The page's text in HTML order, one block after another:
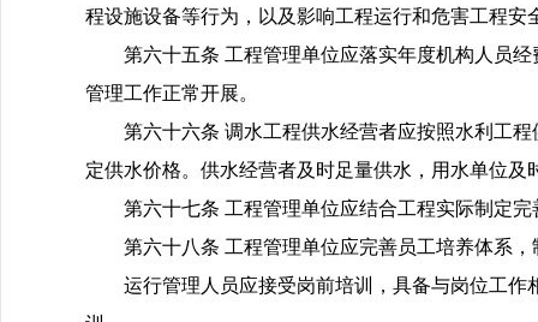
程设施设备等行为，以及影响工程运行和危害工程
第六十五条 工程管理单位应落实年度机构人员
管理工作正常开展。
第六十六条 调水工程供水经营者应按照水利工
定供水价格。供水经营者及时足量供水，用水单位及
第六十七条 工程管理单位应结合工程实际制定
第六十八条 工程管理单位应完善员工培养体系
运行管理人员应接受岗前培训，具备与岗位工